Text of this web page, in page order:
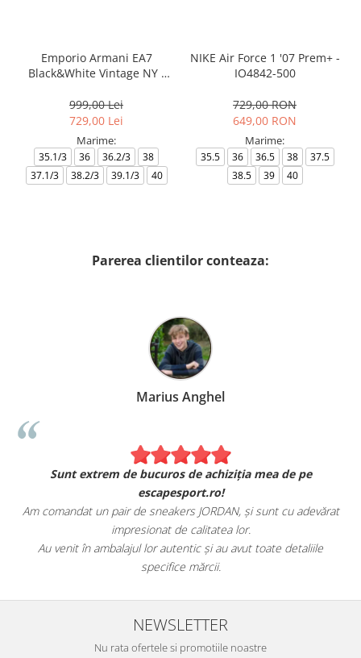
Emporio Armani EA7
Black&White Vintage NY -
999,00 Lei
729,00 Lei
Marime:
35.1/3 36 36.2/3
38
37.1/3
38.2/3 39.1/3 40
NIKE Air Force 1 '07 Prem+ -
IO4842-500
729,00 RON
649,00 RON
Marime:
35.5 36 36.5 38
37.5
38.5
39 40
Parerea clientilor conteaza:
Marius Anghel
Sunt extrem de bucuros de achiziția mea de pe
escapesport.ro!
Am comandat un pair de sneakers JORDAN, și sunt cu adevărat
impresionat de calitatea lor.
Au venit în ambalajul lor autentic și au avut toate detaliile
specifice mărcii.
NEWSLETTER
Nu rata ofertele si promotiile noastre